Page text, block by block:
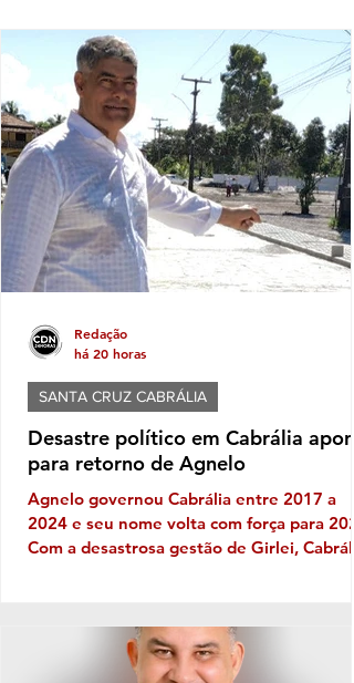
Desastre político em Cabrália
para retorno de Agnelo
Agnelo governou Cabrália entre 2017 a
2024 e seu nome volta com força para
Com a desastrosa gestão de Girlei,
desgoverno, baixas de aliados, firulas do
gestor e sucessivos erros administrativos
SANTA CRUZ CABRÁLIA
Redação
há 20 horas